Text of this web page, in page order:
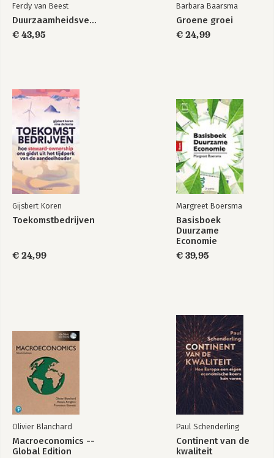
Ferdy van Beest
Duurzaamheidsverslaggeving
€ 43,95
Barbara Baarsma
Groene groei
€ 24,99
Gijsbert Koren
Toekomstbedrijven
€ 24,99
Margreet Boersma
Basisboek
Duurzame
Economie
€ 39,95
Olivier Blanchard
Macroeconomics --
Global Edition
Paul Schenderling
Continent van de
kwaliteit